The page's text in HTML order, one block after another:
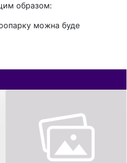
образом:
можна буде